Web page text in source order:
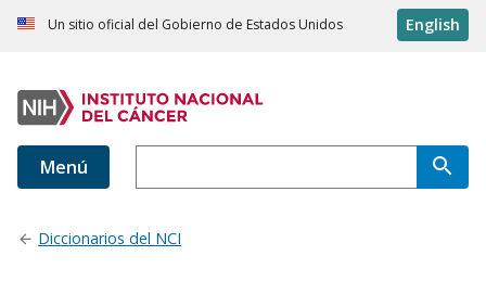
Un sitio oficial del Gobierno de Estados Unidos English
Menú
Diccionarios del NCI